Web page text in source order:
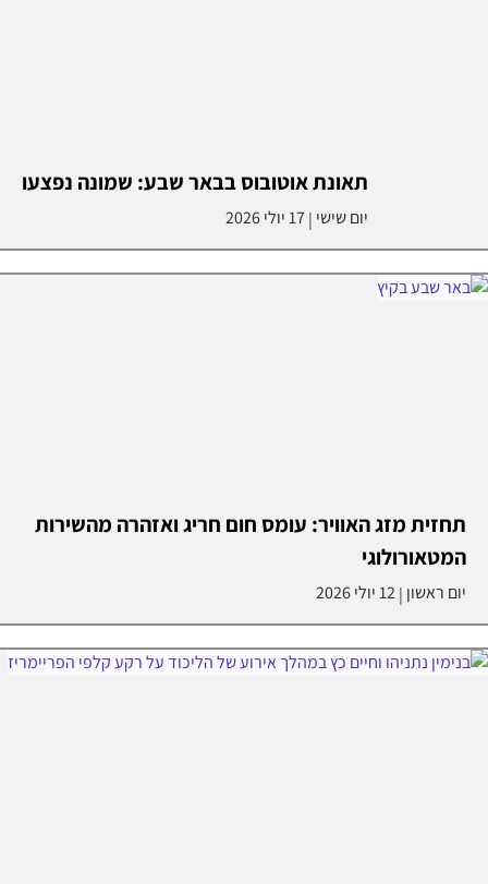
תאונת אוטובוס בבאר שבע: שמונה נפצעו
יום שישי |17 יולי 2026
תחזית מזג האוויר: עומס חום חריג ואזהרה מהשירות
המטאורולוגי
יום ראשון |12 יולי 2026